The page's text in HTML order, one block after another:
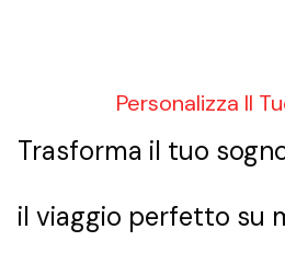
Personalizza Il
Trasforma il tuo
il viaggio perfetto su